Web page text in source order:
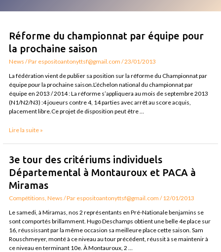
Réforme du championnat par équipe pour
la prochaine saison
News / Par espositoantonyttsf@gmail.com/23/01/2013
La fédération vient de publier sa position sur la réforme du Championnat par
équipe pour la prochaine saison.L’échelon national du championnat par
équipe en 2013 / 2014 : La réforme s’appliquera au mois de septembre 2013
(N1/N2/N3) :4 joueurs contre 4, 14 parties avec arrêt au score acquis,
placement libre.Ce projet de disposition peut être …
Réforme
du
championnat
par
pour
la
prochaine
saison
Lire la suite »
3e tour des critériums individuels
Départemental à Montauroux et PACA à
Miramas
Compétitions ,News / Par espositoantonyttsf@gmail.com/12/01/2013
Le samedi, à Miramas, nos 2 représentants en Pré-Nationale benjamins se
sont comportés brillamment. Hugo Deschamps obtient une belle 4e place sur
16, réussissant par la même occasion sa meilleure place cette saison. Sam
Rouschmeyer, monté à ce niveau au tour précédent, réussit à se maintenir à
ce niveau en terminant 10e. À Montauroux, 2 …
3e
tour
des
critériums
Départemental
à
Montauroux
et
PACA à
Miramas